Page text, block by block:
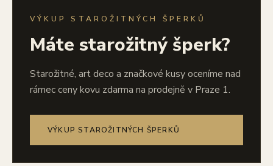
VÝKUP STAROŽITNÝCH ŠPERKŮ
Máte starožitný šperk?
Starožitné, art deco a značkové kusy oceníme nad
rámec ceny kovu zdarma na prodejně v Praze 1.
VÝKUP STAROŽITNÝCH ŠPERKŮ